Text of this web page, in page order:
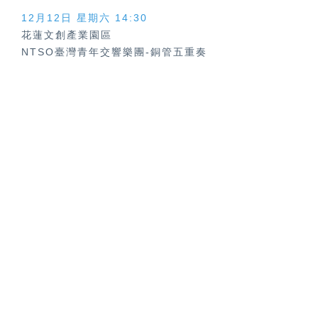
12月12日 星期六 14:30
花蓮文創產業園區
NTSO臺灣青年交響樂團-銅管五重奏